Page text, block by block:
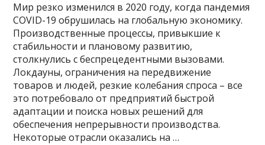
Мир резко изменился в 2020 году, когда пандемия
COVID-19 обрушилась на глобальную экономику.
Производственные процессы, привыкшие к
стабильности и плановому развитию,
столкнулись с беспрецедентными вызовами.
Локдауны, ограничения на передвижение
товаров и людей, резкие колебания спроса – все
это потребовало от предприятий быстрой
адаптации и поиска новых решений для
обеспечения непрерывности производства.
Некоторые отрасли оказались на …